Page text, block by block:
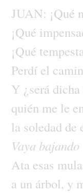
JUAN: ¡Qué
¡Qué
¡Qué
Perdí el
Y ¿será dicha
quién me le
la soledad de
Vaya bajando
Ata esas
a un árbol, y